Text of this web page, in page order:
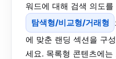
워드에 대해 검색 의도를
탐색형/비교형/거래형
에 맞춘 랜딩 섹션을 구
세요. 목록형 콘텐츠에는